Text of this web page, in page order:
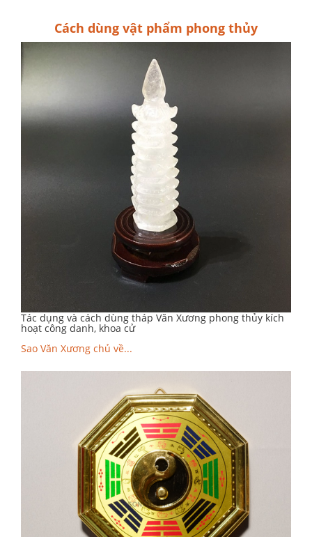
Cách dùng vật phẩm phong thủy
Tác dụng và cách dùng tháp Văn Xương phong thủy kích
hoạt công danh, khoa cử
Sao Văn Xương chủ về...